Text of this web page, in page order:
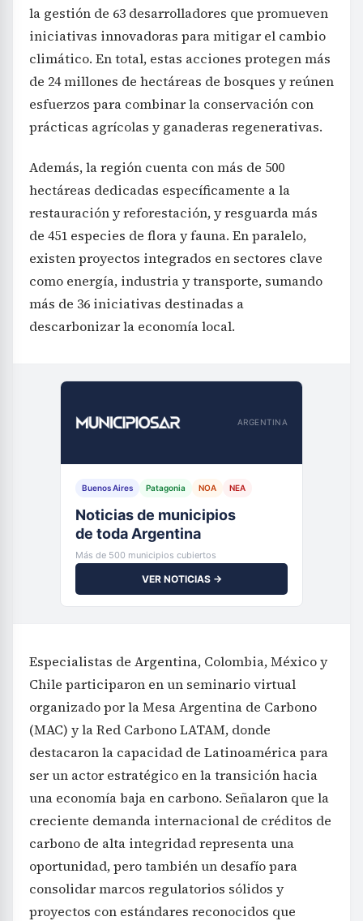
la gestión de 63 desarrolladores que promueven
iniciativas innovadoras para mitigar el cambio
climático. En total, estas acciones protegen más
de 24 millones de hectáreas de bosques y reúnen
esfuerzos para combinar la conservación con
prácticas agrícolas y ganaderas regenerativas.
Además, la región cuenta con más de 500
hectáreas dedicadas específicamente a la
restauración y reforestación, y resguarda más
de 451 especies de flora y fauna. En paralelo,
existen proyectos integrados en sectores clave
como energía, industria y transporte, sumando
más de 36 iniciativas destinadas a
descarbonizar la economía local.
ARGENTINA
Buenos Aires Patagonia NOA NEA
Noticias de municipios
de toda Argentina
Más de 500 municipios cubiertos
VER NOTICIAS →
Especialistas de Argentina, Colombia, México y
Chile participaron en un seminario virtual
organizado por la Mesa Argentina de Carbono
(MAC) y la Red Carbono LATAM, donde
destacaron la capacidad de Latinoamérica para
ser un actor estratégico en la transición hacia
una economía baja en carbono. Señalaron que la
creciente demanda internacional de créditos de
carbono de alta integridad representa una
oportunidad, pero también un desafío para
consolidar marcos regulatorios sólidos y
proyectos con estándares reconocidos que